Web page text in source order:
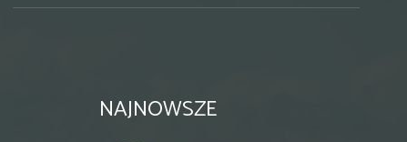
NAJNOWSZE